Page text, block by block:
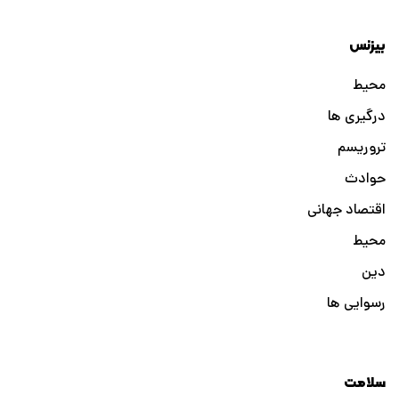
بیزنس
محیط
درگیری ها
تروریسم
حوادث
اقتصاد جهانی
محیط
دین
رسوایی ها
سلامت